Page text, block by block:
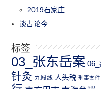
2019石家庄
谈古论今
标签
03_张东岳案
针灸 九段线 人头税 刑事案件